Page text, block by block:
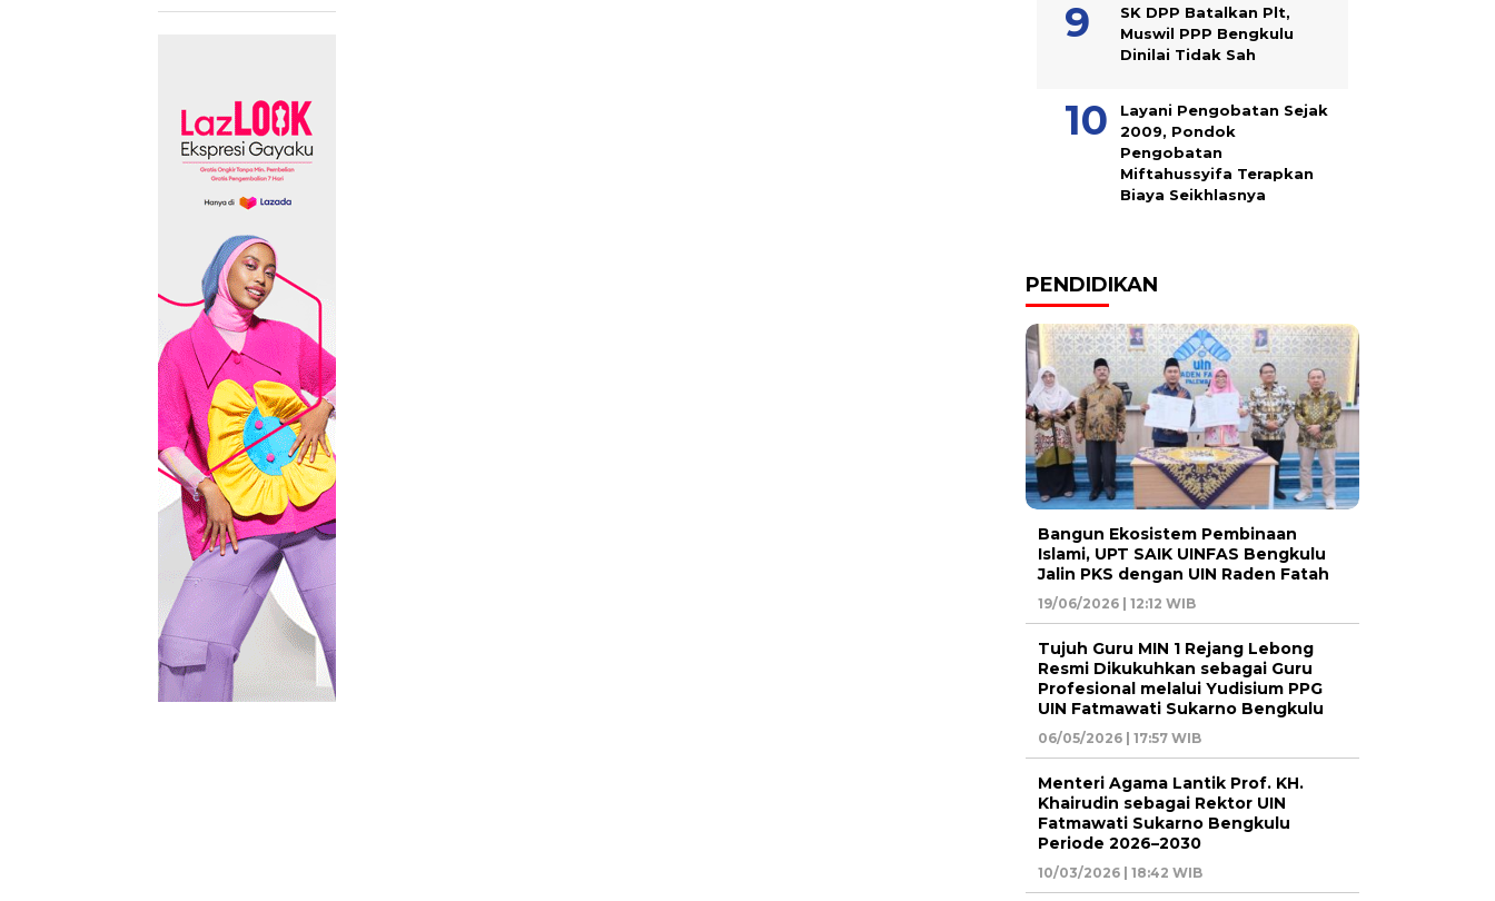
SK DPP Batalkan Plt,
Muswil PPP Bengkulu
Dinilai Tidak Sah
Layani Pengobatan Sejak
2009, Pondok
Pengobatan
Miftahussyifa Terapkan
Biaya Seikhlasnya
PENDIDIKAN
Bangun Ekosistem Pembinaan
Islami, UPT SAIK UINFAS Bengkulu
Jalin PKS dengan UIN Raden Fatah
19/06/2026 | 12:12 WIB
Tujuh Guru MIN 1 Rejang Lebong
Resmi Dikukuhkan sebagai Guru
Profesional melalui Yudisium PPG
UIN Fatmawati Sukarno Bengkulu
06/05/2026 | 17:57 WIB
Menteri Agama Lantik Prof. KH.
Khairudin sebagai Rektor UIN
Fatmawati Sukarno Bengkulu
Periode 2026–2030
10/03/2026 | 18:42 WIB